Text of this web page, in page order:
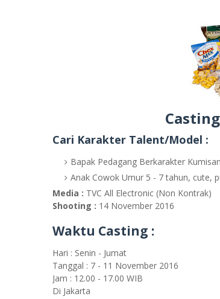
Cari Karakter Talent/Model :
Bapak Pedagang Berkarakter
Anak Cowok Umur 5 - 7 tahun, cute,
Media : TVC All Electronic (Non Kontrak)
Shooting : 14 November 2016
Waktu Casting :
Hari : Senin - Jumat
Tanggal : 7 - 11 November 2016
Jam : 12.00 - 17.00 WIB
Di Jakarta